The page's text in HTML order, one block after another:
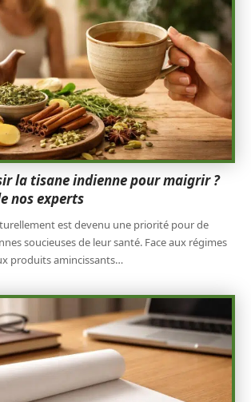
la tisane indienne pour maigrir ?
nos experts
est devenu une priorité pour de
soucieuses de leur santé. Face aux régimes
produits amincissants…